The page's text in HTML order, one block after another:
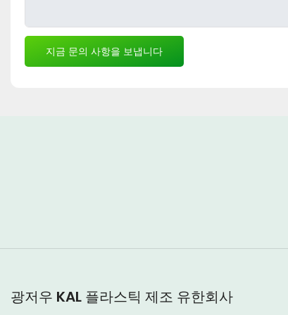
지금 문의 사항을 보냅니다
광저우 KAL 플라스틱 제조 유한회사